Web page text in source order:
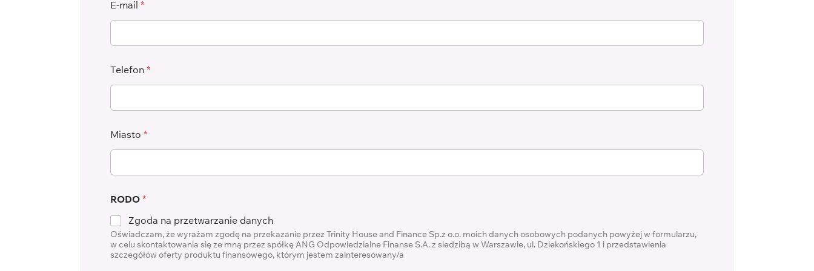
E-mail *
Telefon *
Miasto *
RODO *
Zgoda na przetwarzanie danych
Oświadczam, że wyrażam zgodę na przekazanie przez Trinity House and Finance Sp.z o.o. moich danych osobowych podanych powyżej w formularzu,
w celu skontaktowania się ze mną przez spółkę ANG Odpowiedzialne Finanse S.A. z siedzibą w Warszawie, ul. Dziekońskiego 1 i przedstawienia
szczegółów oferty produktu finansowego, którym jestem zainteresowany/a